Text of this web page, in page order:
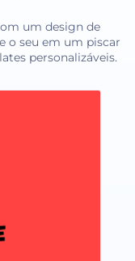
um design de
o seu em um piscar
personalizáveis.